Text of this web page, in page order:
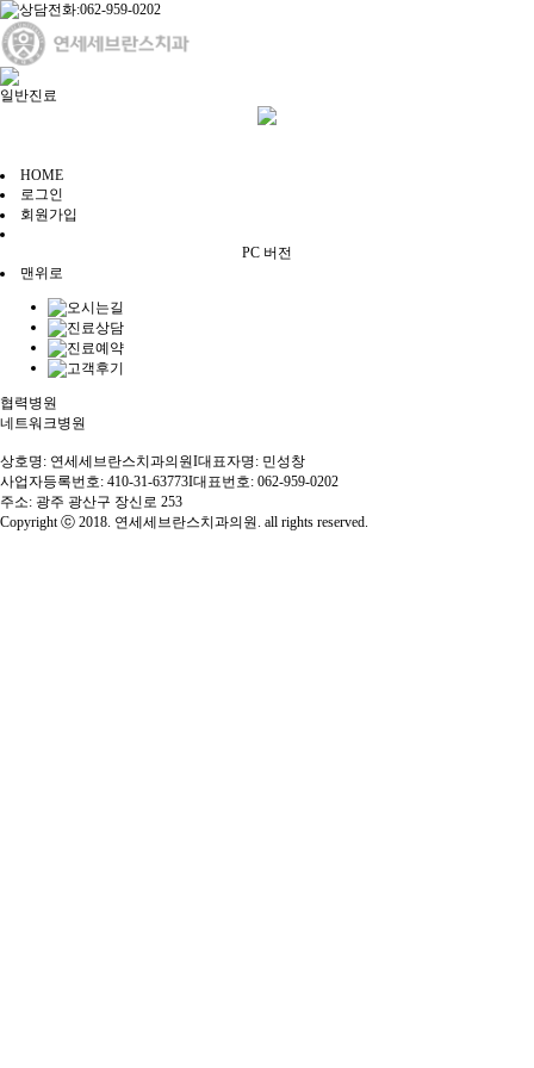
일반진료
본문
HOME
로그인
회원가입
PC 버전
맨위로
협력병원
네트워크병원
상호명: 연세세브란스치과의원I대표자명: 민성창
사업자등록번호: 410-31-63773I대표번호: 062-959-0202
주소: 광주 광산구 장신로 253
Copyright ⓒ 2018. 연세세브란스치과의원. all rights reserved.